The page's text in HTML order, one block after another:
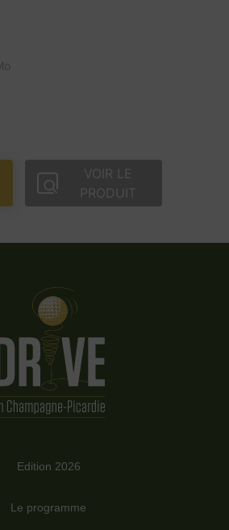
VOIR LE
PRODUIT
Edition 2026
Le programme